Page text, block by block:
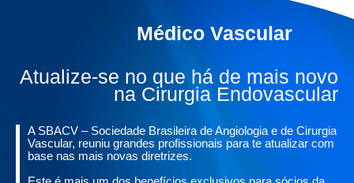
Médico Vascular
Atualize-se no que há de mais novo
na Cirurgia Endovascular
A SBACV – Sociedade Brasileira de Angiologia e de Cirurgia
Vascular, reuniu grandes profissionais para te atualizar com
base nas mais novas diretrizes.